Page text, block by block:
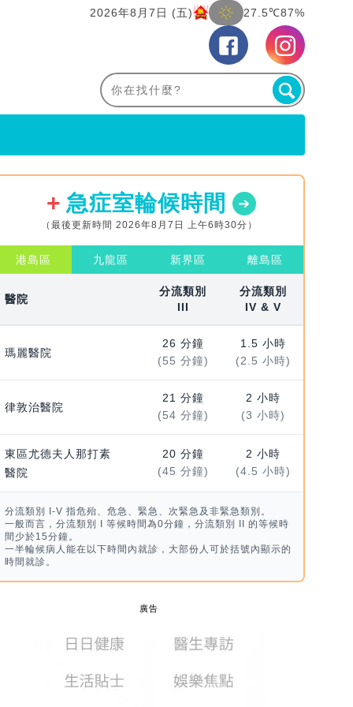
2026年8月7日 (五) 27.5℃87%
急症室輪候時間
（最後更新時間 2026年8月7日 上午6時30分）
港島區 九龍區 新界區 離島區
醫院
分流類別
III
分流類別
IV & V
瑪麗醫院
26 分鐘
(55 分鐘)
1.5 小時
(2.5 小時)
律敦治醫院
21 分鐘
(54 分鐘)
2 小時
(3 小時)
東區尤德夫人那打素
醫院
20 分鐘
(45 分鐘)
2 小時
(4.5 小時)
分流類別 I-V 指危殆、危急、緊急、次緊急及非緊急類別。
一般而言，分流類別 I 等候時間為0分鐘，分流類別 II 的等候時
間少於15分鐘。
一半輪候病人能在以下時間內就診，大部份人可於括號內顯示的
時間就診。
廣告